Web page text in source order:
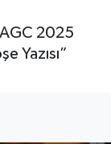
2025
Yazısı”